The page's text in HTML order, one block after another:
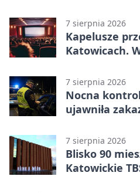
7 sierpnia 2026
Kapelusze
Katowicach.
7 sierpnia 2026
Nocna
ujawniła
7 sierpnia 2026
Blisko 90
Katowickie